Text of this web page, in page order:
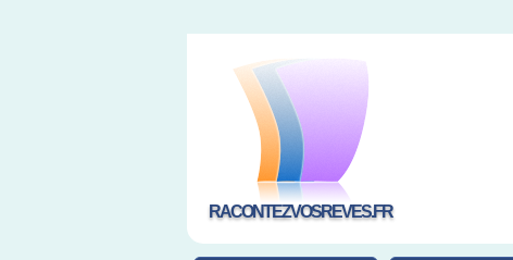
RACONTEZVOSREVES.FR